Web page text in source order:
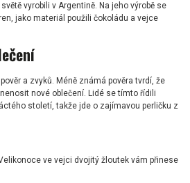
vyrobili v Argentině. Na jeho výrobě se
jako materiál použili čokoládu a vejce
a zvyků. Méně známá pověra tvrdí, že
nové oblečení. Lidé se tímto řídili
století, takže jde o zajímavou perličku z
ve vejci dvojitý žloutek vám přinese